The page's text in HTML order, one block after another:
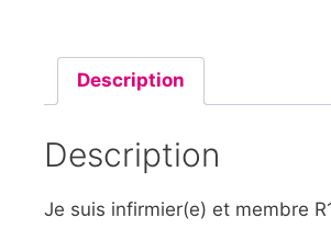
Description
Description
Je suis infirmier(e) et membre